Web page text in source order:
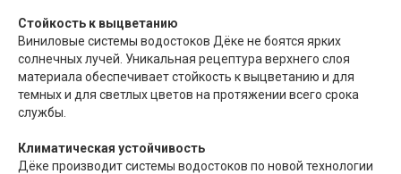
Стойкость к выцветанию
Виниловые системы водостоков Дёке не боятся ярких
солнечных лучей. Уникальная рецептура верхнего слоя
материала обеспечивает стойкость к выцветанию и для
темных и для светлых цветов на протяжении всего срока
службы.
Климатическая устойчивость
Дёке производит системы водостоков по новой технологии